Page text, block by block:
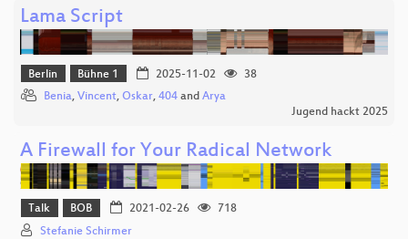
Lama Script
Berlin Bühne 1 2025-11-02
38
Benia, Vincent, Oskar, 404 and Arya
Jugend hackt 2025
A Firewall for Your Radical Network
Talk BOB 2021-02-26
718
Stefanie Schirmer